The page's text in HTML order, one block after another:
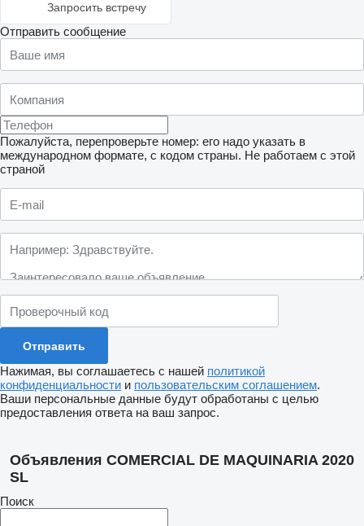
Запросить встречу
Отправить сообщение
Пожалуйста, перепроверьте номер: его надо указать в
международном формате, с кодом страны. Не работаем с этой
страной
Нажимая, вы соглашаетесь с нашей политикой
конфиденциальности и пользовательским соглашением.
Ваши персональные данные будут обработаны с целью
предоставления ответа на ваш запрос.
Объявления COMERCIAL DE MAQUINARIA 2020
SL
Поиск